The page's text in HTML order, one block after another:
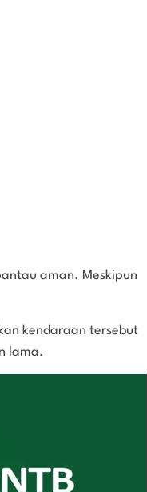
aman. Meskipun
kendaraan tersebut
lama.